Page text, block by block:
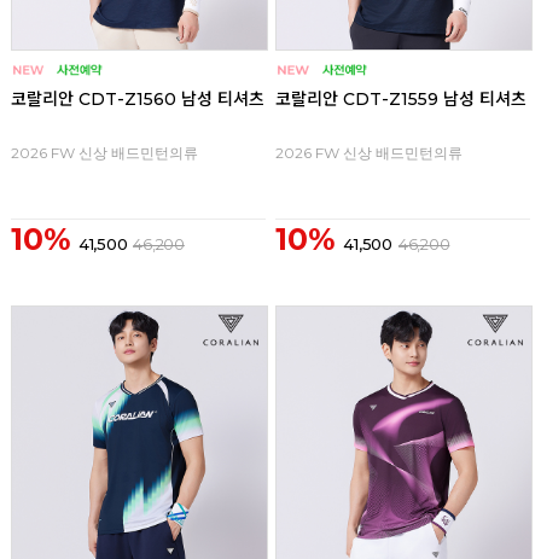
코랄리안 CDT-Z1560 남성 티셔츠
2026 FW 신상 배드민턴의류
10% 41,500 46,200
코랄리안 CDT-Z1559 남성 티셔츠
2026 FW 신상 배드민턴의류
10% 41,500 46,200